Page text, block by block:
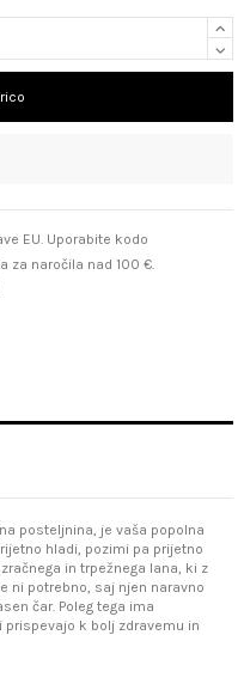
EU. Uporabite kodo
za naročila nad 100 €.
posteljnina, je vaša popolna
hladi, pozimi pa prijetno
in trpežnega lana, ki z
ni potrebno, saj njen naravno
čar. Poleg tega ima
k bolj zdravemu in